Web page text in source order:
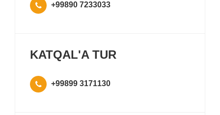
+99890 7233033
KATQAL'A TUR
+99899 3171130